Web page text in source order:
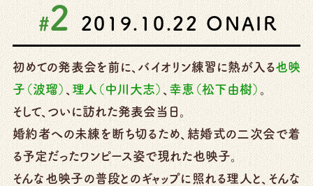
#2 2019.10.22 ONAIR
初めての発表会を前に、バイオリン練習に熱が入る也映
子（波瑠）、 理人（中川大志）、幸恵（松下由樹） 。
そして、ついに訪れた発表会当日。
婚約者への未練を断ち切るため、結婚式の二次会で着
る予定だったワンピース姿で現れた也映子。
そんな也映子の普段とのギャップに照れる理人と、そんな